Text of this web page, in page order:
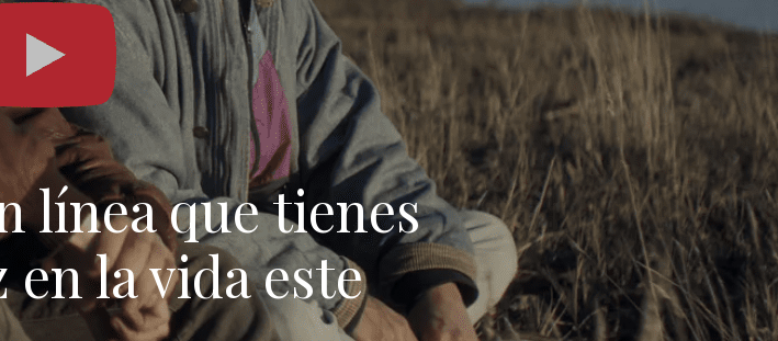
línea que tienes
la vida este